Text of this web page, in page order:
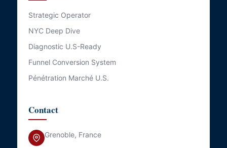
Strategic Operator
NYC Deep Dive
Diagnostic U.S-Ready
Funnel Conversion System
Pénétration Marché U.S.
Contact
Grenoble, France